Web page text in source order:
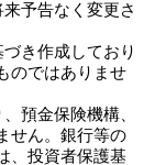
予告なく変更さ
き作成しており
のではありませ
預金保険機構、
せん。銀行等の
、投資者保護基